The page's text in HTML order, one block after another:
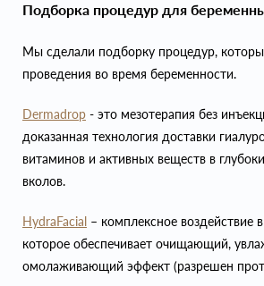
Подборка процедур для
Мы сделали подборку процедур,
проведения во время беременности.
Dermadrop - это мезотерапия без
доказанная технология доставки
витаминов и активных веществ в
вколов.
HydraFacial – комплексное воздействие
которое обеспечивает очищающий,
омолаживающий эффект (разрешен